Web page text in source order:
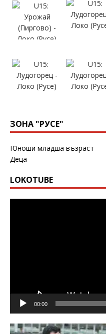
ЗОНА "РУСЕ"
Юноши младша възраст
Деца
LOKOTUBE
00:00